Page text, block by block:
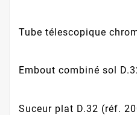
Tube télescopique
Embout combiné sol
Suceur plat D.32 (réf.